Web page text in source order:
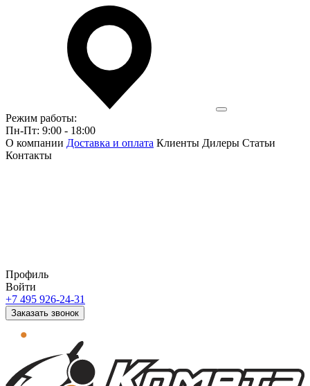
Режим работы:
Пн-Пт: 9:00 - 18:00
О компании Доставка и оплата Клиенты Дилеры Статьи
Контакты
Профиль
Войти
+7 495 926-24-31
Заказать звонок